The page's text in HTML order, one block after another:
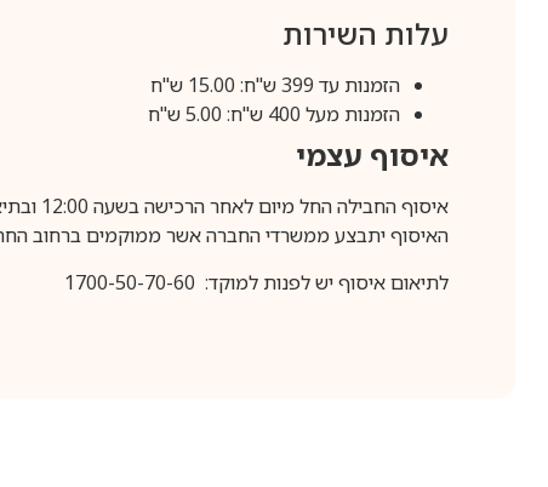
עלות השירות
הזמנות עד 399 ש"ח: 15.00 ש"ח
הזמנות מעל 400 ש"ח: 5.00 ש"ח
איסוף עצמי
איסוף החבילה החל מיום לאחר הרכישה בשעה 12:00 ובתיאום מראש בלבד.
האיסוף יתבצע ממשרדי החברה אשר ממוקמים ברחוב החרושת 25,
לתיאום איסוף יש לפנות למוקד: 1700-50-70-60